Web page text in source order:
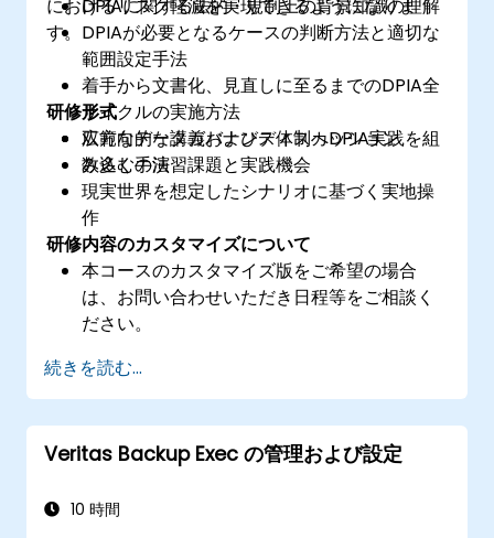
におけるリスク軽減を実現できるようになりま
す。
DPIAに関する法的・規制上の背景知識の理解
DPIAが必要となるケースの判断方法と適切な
範囲設定手法
着手から文書化、見直しに至るまでのDPIA全
サイクルの実施方法
広範なデータガバナンス体制へDPIA実践を組
み込む手法
研修形式
双方向的な講義およびディスカッション
数多くの演習課題と実践機会
現実世界を想定したシナリオに基づく実地操
作
研修内容のカスタマイズについて
本コースのカスタマイズ版をご希望の場合
は、お問い合わせいただき日程等をご相談く
ださい。
続きを読む...
Veritas Backup Exec の管理および設定
10 時間